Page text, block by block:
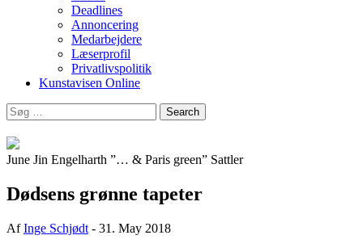
Deadlines
Annoncering
Medarbejdere
Læserprofil
Privatlivspolitik
Kunstavisen Online
Search
for:
June Jin Engelharth ”… & Paris green” Sattler
Dødsens grønne tapeter
AfInge Schjødt - 31. May 2018